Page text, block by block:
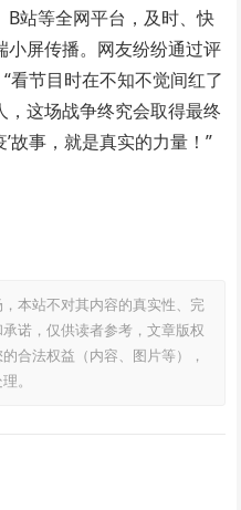
站等全网平台，及时、快
小屏传播。网友纷纷通过评
看节目时在不知不觉间红了
，这场战争终究会取得最终
故事，就是真实的力量！”
本站不对其内容的真实性、完
诺，仅供读者参考，文章版权
合法权益（内容、图片等），
。